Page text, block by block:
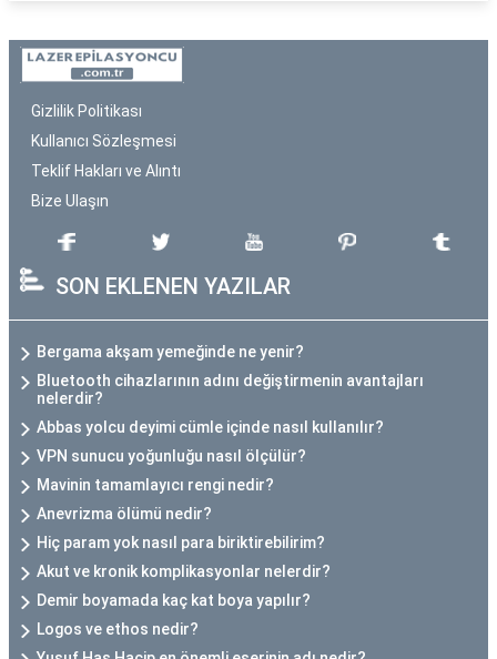
Gizlilik Politikası
Kullanıcı Sözleşmesi
Teklif Hakları ve Alıntı
Bize Ulaşın
SON EKLENEN YAZILAR
Bergama akşam yemeğinde ne yenir?
Bluetooth cihazlarının adını değiştirmenin avantajları
nelerdir?
Abbas yolcu deyimi cümle içinde nasıl kullanılır?
VPN sunucu yoğunluğu nasıl ölçülür?
Mavinin tamamlayıcı rengi nedir?
Anevrizma ölümü nedir?
Hiç param yok nasıl para biriktirebilirim?
Akut ve kronik komplikasyonlar nelerdir?
Demir boyamada kaç kat boya yapılır?
Logos ve ethos nedir?